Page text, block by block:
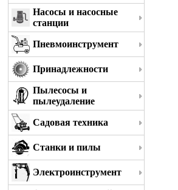
Насосы и насосные
станции
Пневмоинструмент
Принадлежности
Пылесосы и
пылеудаление
Садовая техника
Станки и пилы
Электроинструмент